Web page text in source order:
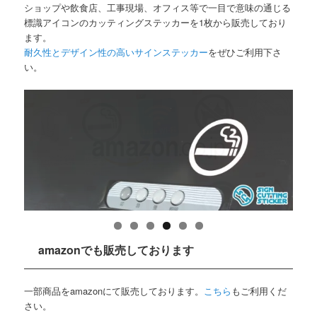
ショップや飲食店、工事現場、オフィス等で一目で意味の通じる
標識アイコンのカッティングステッカーを1枚から販売しており
ます。
耐久性とデザイン性の高いサインステッカーをぜひご利用下さ
い。
amazonでも販売しております
一部商品をamazonにて販売しております。 こちら もご利用くだ
さい。